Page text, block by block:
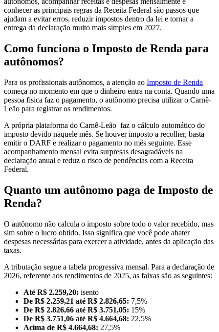
conhecer as principais regras da Receita Federal são passos que
ajudam a evitar erros, reduzir impostos dentro da lei e tornar a
entrega da declaração muito mais simples em 2027.
Como funciona o Imposto de Renda para
autônomos?
Para os profissionais autônomos, a atenção ao Imposto de Renda
começa no momento em que o dinheiro entra na conta. Quando uma
pessoa física faz o pagamento, o autônomo precisa utilizar o Carnê-
Leão para registrar os rendimentos.
A própria plataforma do Carnê-Leão faz o cálculo automático do
imposto devido naquele mês. Se houver imposto a recolher, basta
emitir o DARF e realizar o pagamento no mês seguinte. Esse
acompanhamento mensal evita surpresas desagradáveis na
declaração anual e reduz o risco de pendências com a Receita
Federal.
Quanto um autônomo paga de Imposto de
Renda?
O autônomo não calcula o imposto sobre todo o valor recebido, mas
sim sobre o lucro obtido. Isso significa que você pode abater
despesas necessárias para exercer a atividade, antes da aplicação das
taxas.
A tributação segue a tabela progressiva mensal. Para a declaração de
2026, referente aos rendimentos de 2025, as faixas são as seguintes:
Até R$ 2.259,20: isento
De R$ 2.259,21 até R$ 2.826,65: 7,5%
De R$ 2.826,66 até R$ 3.751,05: 15%
De R$ 3.751,06 até R$ 4.664,68: 22,5%
Acima de R$ 4.664,68: 27,5%